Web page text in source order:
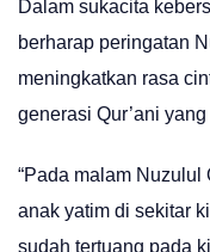
Dalam sukacita
berharap peringatan
meningkatkan rasa
generasi Qur’ani
“Pada malam Nuzulul
anak yatim di sekitar
sudah tertuang pada